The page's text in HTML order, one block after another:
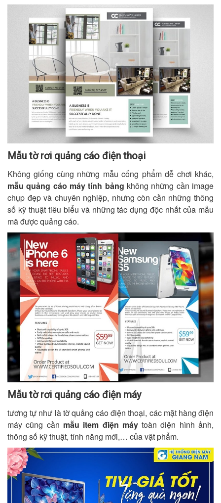
Mẫu tờ rơi quảng cáo điện thoại
Không giống cùng những mẫu cống phẩm dễ chơi khác,
mẫu quảng cáo máy tính bảng không những cần image
chụp đẹp và chuyên nghiệp, nhưng còn cần những thông
số kỹ thuật tiêu biểu và những tác dụng độc nhất của mẫu
mã được quảng cáo.
Mẫu tờ rơi quảng cáo điện máy
tương tự như là tờ quảng cáo điện thoại, các mặt hàng điện
máy cũng cần mẫu item điện máytoàn diện hình ảnh,
thông số kỹ thuật, tính năng mới,… của vật phẩm.